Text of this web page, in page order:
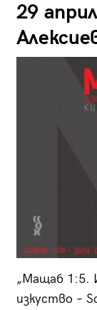
29
„Мащаб 1:5.
изкуство –